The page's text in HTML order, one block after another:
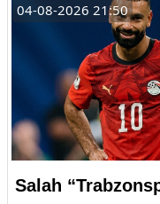
04-08-2026 21:50
Salah